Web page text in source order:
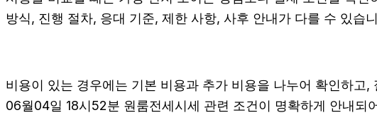
방식, 진행 절차, 응대 기준, 제한 사항, 사후 안내가 다를 수 있
비용이 있는 경우에는 기본 비용과 추가 비용을 나누어 확인하
06월04일 18시52분 원룸전세시세 관련 조건이 명확하게 안내